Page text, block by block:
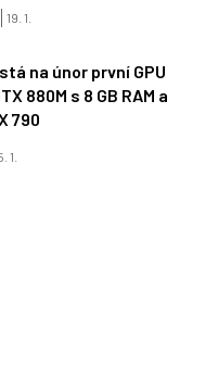
19. 1.
na únor první GPU
880M s 8 GB RAM a
790
1.